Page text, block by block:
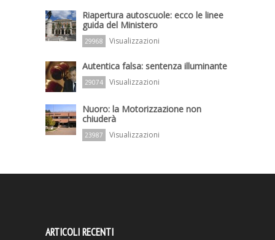
Riapertura autoscuole: ecco le linee
guida del Ministero
29968 Visualizzazioni
Autentica falsa: sentenza illuminante
29074 Visualizzazioni
Nuoro: la Motorizzazione non
chiuderà
23987 Visualizzazioni
ARTICOLI RECENTI